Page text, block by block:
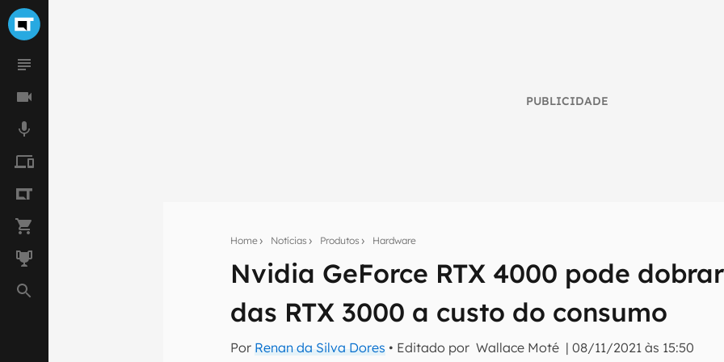
PUBLICIDADE
Home Notícias Produtos Hardware
Nvidia GeForce RTX 4000 pode
das RTX 3000 a custo do consumo
Por Renan da Silva Dores • Editado por Wallace Moté |08/11/2021 às 15:50
Seu resumo inteligente do mundo tech!
Assine a newsletter do Canaltech e receba notícias e reviews sobre tecnologia
mão.